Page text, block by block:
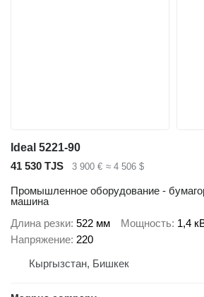
Ideal 5221-90
41 530 TJS
3 900 € ≈ 4 506 $
Промышленное оборудование -
машина
Длина резки 522 мм Мощность 1,4
Напряжение 220
Кыргызстан, Бишкек